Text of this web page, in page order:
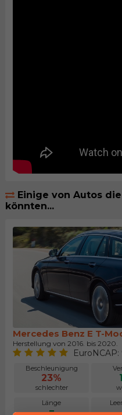
Einige von Autos
könnten...
Mercedes Benz E T-
Herstellung von 2016. bis 2020.
Beschleunigung
23%
schlechter
Länge
=